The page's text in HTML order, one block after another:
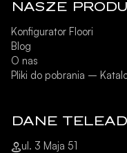
NASZE
Konfigurator Floori
Blog
O nas
Pliki do pobrania –
DANE
ul. 3 Maja 51